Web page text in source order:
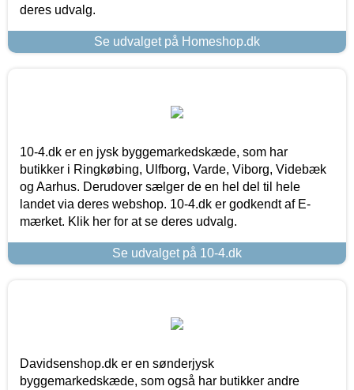
deres udvalg.
Se udvalget på Homeshop.dk
10-4.dk er en jysk byggemarkedskæde, som har
butikker i Ringkøbing, Ulfborg, Varde, Viborg, Videbæk
og Aarhus. Derudover sælger de en hel del til hele
landet via deres webshop. 10-4.dk er godkendt af E-
mærket. Klik her for at se deres udvalg.
Se udvalget på 10-4.dk
Davidsenshop.dk er en sønderjysk
byggemarkedskæde, som også har butikker andre